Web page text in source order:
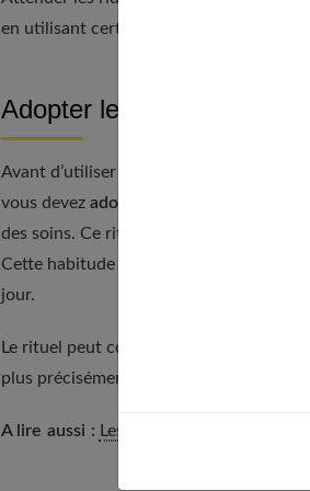
en utilisant certains produits.
Adopter le bon rituel
Avant d’utiliser un quelconque
vous devez adopter un rituel beauté
des soins. Ce rituel peut être fait le
Cette habitude est la base pour vos
jour.
Le rituel peut comporter l’utilisation de
plus précisément de la zone entourant
A lire aussi : Les crèmes anti-âge pour